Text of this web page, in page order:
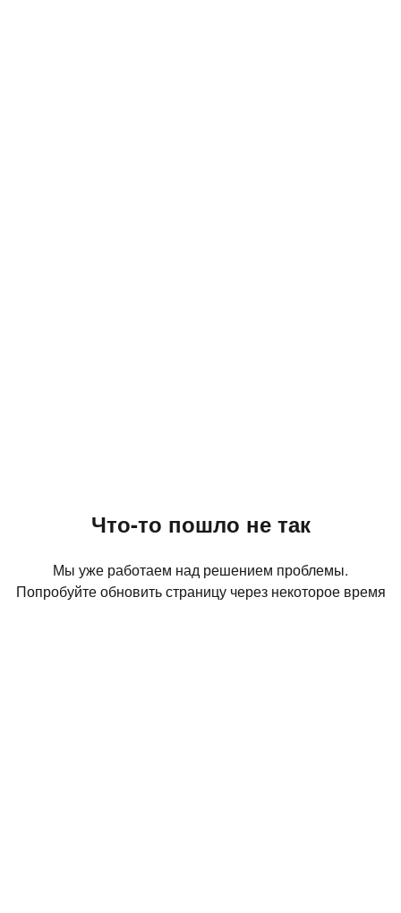
Что-то пошло не так
Мы уже работаем над решением проблемы.
Попробуйте обновить страницу через некоторое время